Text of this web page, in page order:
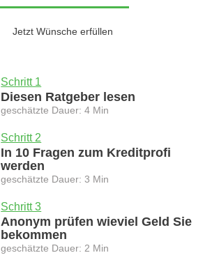
Jetzt Wünsche erfüllen
Schritt 1
Diesen Ratgeber lesen
geschätzte Dauer: 4 Min
Schritt 2
In 10 Fragen zum Kreditprofi
werden
geschätzte Dauer: 3 Min
Schritt 3
Anonym prüfen wieviel Geld Sie
bekommen
geschätzte Dauer: 2 Min